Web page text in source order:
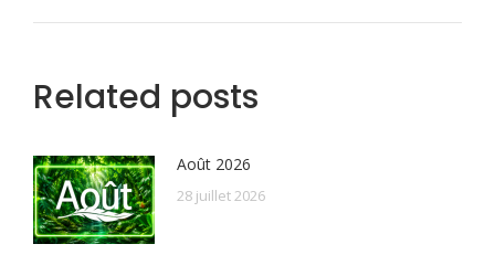
Related posts
Août 2026
28 juillet 2026